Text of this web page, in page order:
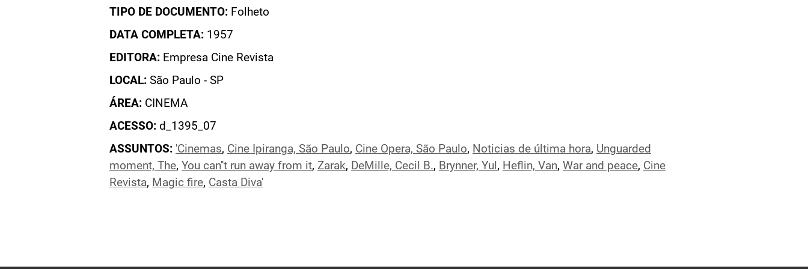
TIPO DE DOCUMENTO: Folheto
DATA COMPLETA: 1957
EDITORA: Empresa Cine Revista
LOCAL: São Paulo - SP
ÁREA: CINEMA
ACESSO: d_1395_07
ASSUNTOS: 'Cinemas, Cine Ipiranga, São Paulo, Cine Opera, São Paulo, Noticias de última hora, Unguarded
moment, The, You can''t run away from it, Zarak, DeMille, Cecil B., Brynner, Yul , Heflin, Van, War and peace, Cine
Revista, Magic fire, Casta Diva'